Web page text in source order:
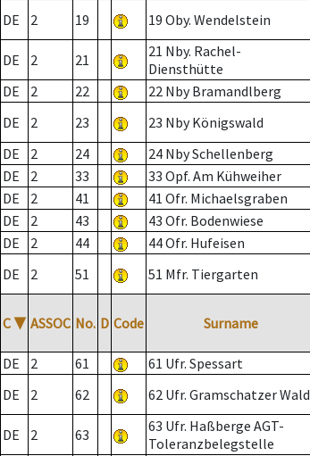
DE
2 19 19 Oby. Wendelstein
DE 2 21
21 Nby. Rachel-
Diensthütte
DE
2 22 22 Nby Bramandlberg
DE
2 23 23 Nby Königswald
DE
2 24 24 Nby Schellenberg
DE
2 33 33 Opf. Am Kühweiher
DE
2 41 41 Ofr. Michaelsgraben
DE
2 43 43 Ofr. Bodenwiese
DE
2 44 44 Ofr. Hufeisen
DE
2 51 51 Mfr. Tiergarten
C ▼ ASSOC No. D Code Surname
DE
2 61 61 Ufr. Spessart
DE
2 62 62 Ufr. Gramschatzer Wald
DE 2 63
63 Ufr. Haßberge AGT-
Toleranzbelegstelle